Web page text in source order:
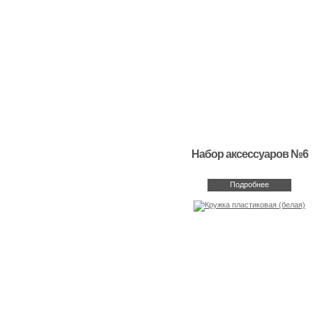
Набор аксессуаров №6
Подробнее